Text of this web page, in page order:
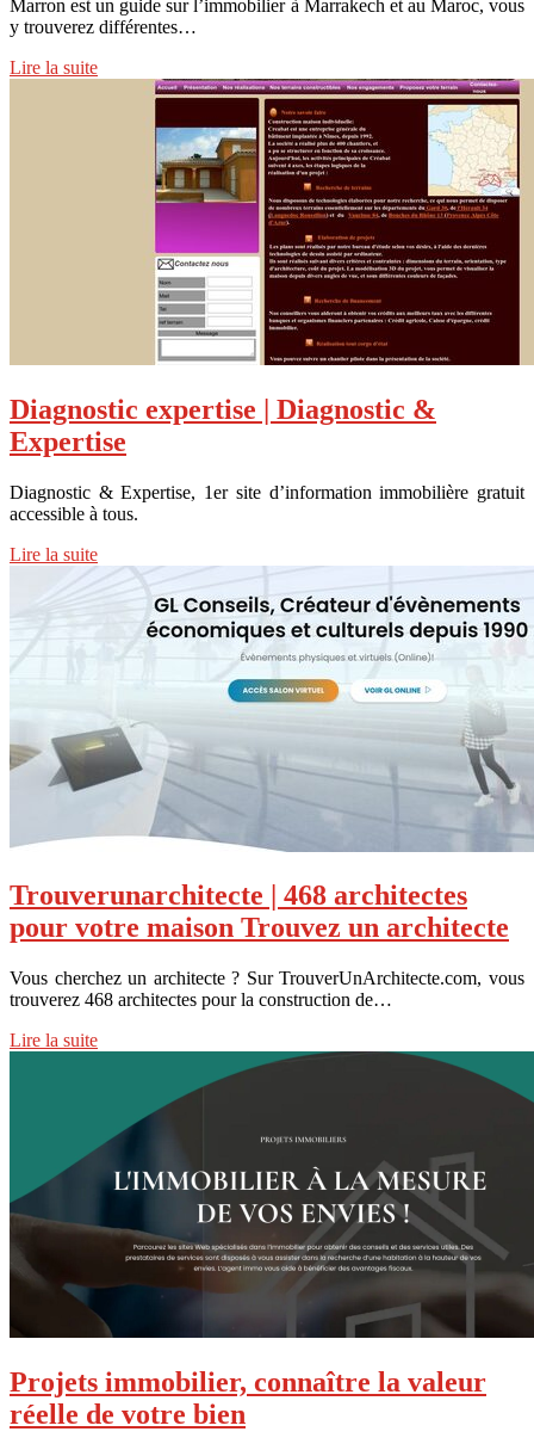
Marron est un guide sur l’immobilier à Marrakech et au Maroc, vous
y trouverez différentes…
Lire la suite
Diagnostic expertise | Diagnostic &
Expertise
Diagnostic & Expertise, 1er site d’information immobilière gratuit
accessible à tous.
Lire la suite
Trouverunarchitecte | 468 architectes
pour votre maison Trouvez un architecte
Vous cherchez un architecte ? Sur TrouverUnArchitecte.com, vous
trouverez 468 architectes pour la construction de…
Lire la suite
Projets immobilier, connaître la valeur
réelle de votre bien